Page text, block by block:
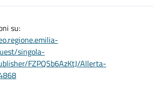
su:
singola-
FZPQSb6AzKtJ/Allerta-